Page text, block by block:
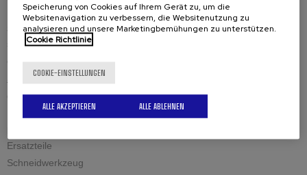
Schweiskantenfräsen
standard Schweisskantenfräsen
einstellbare Schweisskantenfräsen
Schweisskantenfräsen für Überkopfanwendung
große Blechstärken
Ersatzteile
Schneidwerkzeug
Speicherung von Cookies auf Ihrem Gerät zu, um die
Websitenavigation zu verbessern, die Websitenutzung zu
analysieren und unsere Marketingbemühungen zu unterstützen.
Cookie Richtlinie
COOKIE-EINSTELLUNGEN
ALLE ABLEHNEN
ALLE AKZEPTIEREN